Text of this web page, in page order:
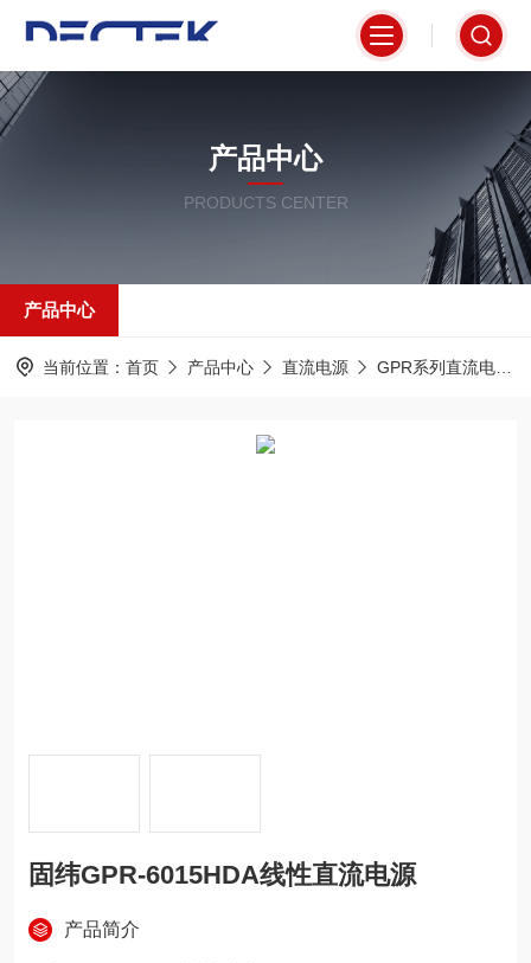
产品中心
PRODUCTS CENTER
产品中心
当前位置： 首页 产品中心 直流电源 GPR系列直流电源
固纬GPR-6015HDA线性直流电源
产品简介